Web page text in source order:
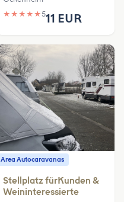
★ ★ ★ ★ ★511 EUR
Area Autocaravanas
Stellplatz fürKunden &
Weininteressierte